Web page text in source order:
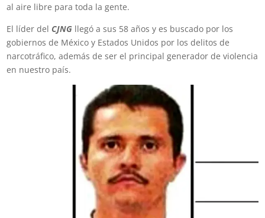
al aire libre para toda la gente.
El líder del CJNG llegó a sus 58 años y es buscado por los
gobiernos de México y Estados Unidos por los delitos de
narcotráfico, además de ser el principal generador de violencia
en nuestro país.